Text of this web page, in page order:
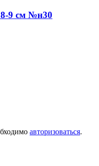
8-9 см №н30
авторизоваться.